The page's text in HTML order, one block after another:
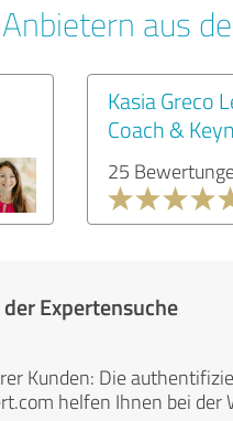
aus
Kasia Greco
Coach &
25
Expertensuche
Kunden: Die
helfen Ihnen bei der